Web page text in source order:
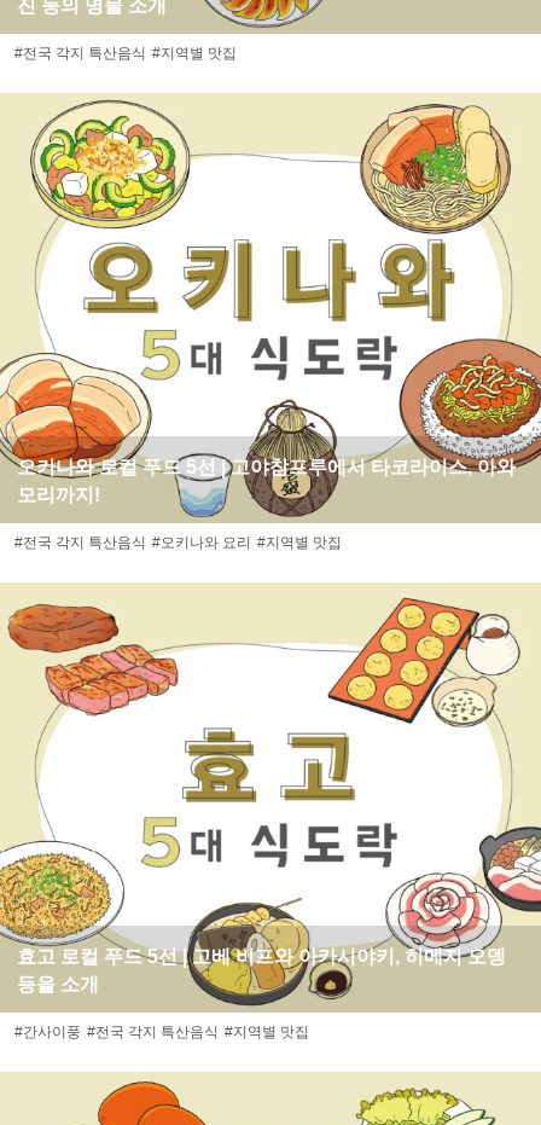
진 등의 명물 소개
#전국 각지 특산음식 #지역별 맛집
오키나와 로컬 푸드 5선 | 고야참프루에서 타코라이스, 아와
모리까지!
#전국 각지 특산음식 #오키나와 요리 #지역별 맛집
효고 로컬 푸드 5선 | 고베 비프와 아카시야키, 히메지 오뎅
등을 소개
#간사이풍 #전국 각지 특산음식 #지역별 맛집